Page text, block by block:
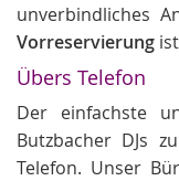
unverbindliches
Vorreservierung
Übers Telefon
Der einfachste
Butzbacher DJs
Telefon. Unser